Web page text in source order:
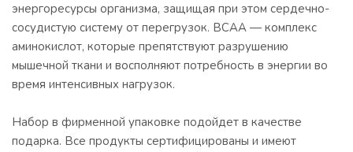
энергоресурсы организма, защищая при этом сердечно-
сосудистую систему от перегрузок. ВСАА — комплекс
аминокислот, которые препятствуют разрушению
мышечной ткани и восполняют потребность в энергии во
время интенсивных нагрузок.
Набор в фирменной упаковке подойдет в качестве
подарка. Все продукты сертифицированы и имеют